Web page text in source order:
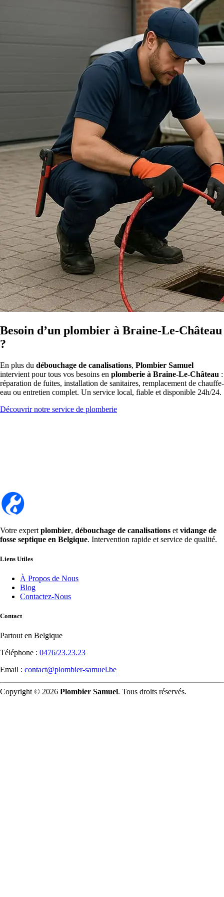
Besoin d’un plombier à Braine-Le-Château
?
En plus du débouchage de canalisations, Plombier Samuel
intervient pour tous vos besoins en plomberie à Braine-Le-Château :
réparation de fuites, installation de sanitaires, remplacement de chauffe-
eau ou entretien complet. Un service local, fiable et disponible 24h/24.
Découvrir notre service de plomberie
Votre expert plombier, débouchage de canalisations et vidange de
fosse septique en Belgique. Intervention rapide et service de qualité.
Liens Utiles
À Propos de Nous
Blog
Contactez-Nous
Contact
Partout en Belgique
Téléphone : 0476/23.23.23
Email : contact@plombier-samuel.be
Copyright © 2026 Plombier Samuel. Tous droits réservés.